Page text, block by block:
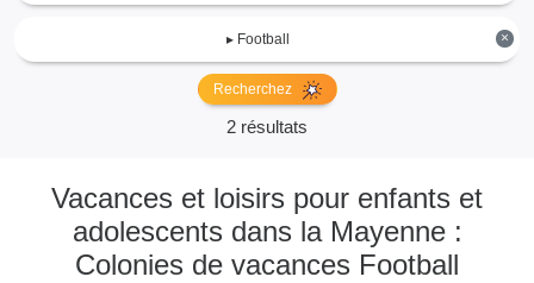
×
▸ Football
Recherchez
2 résultats
Vacances et loisirs pour enfants et
adolescents dans la Mayenne :
Colonies de vacances Football